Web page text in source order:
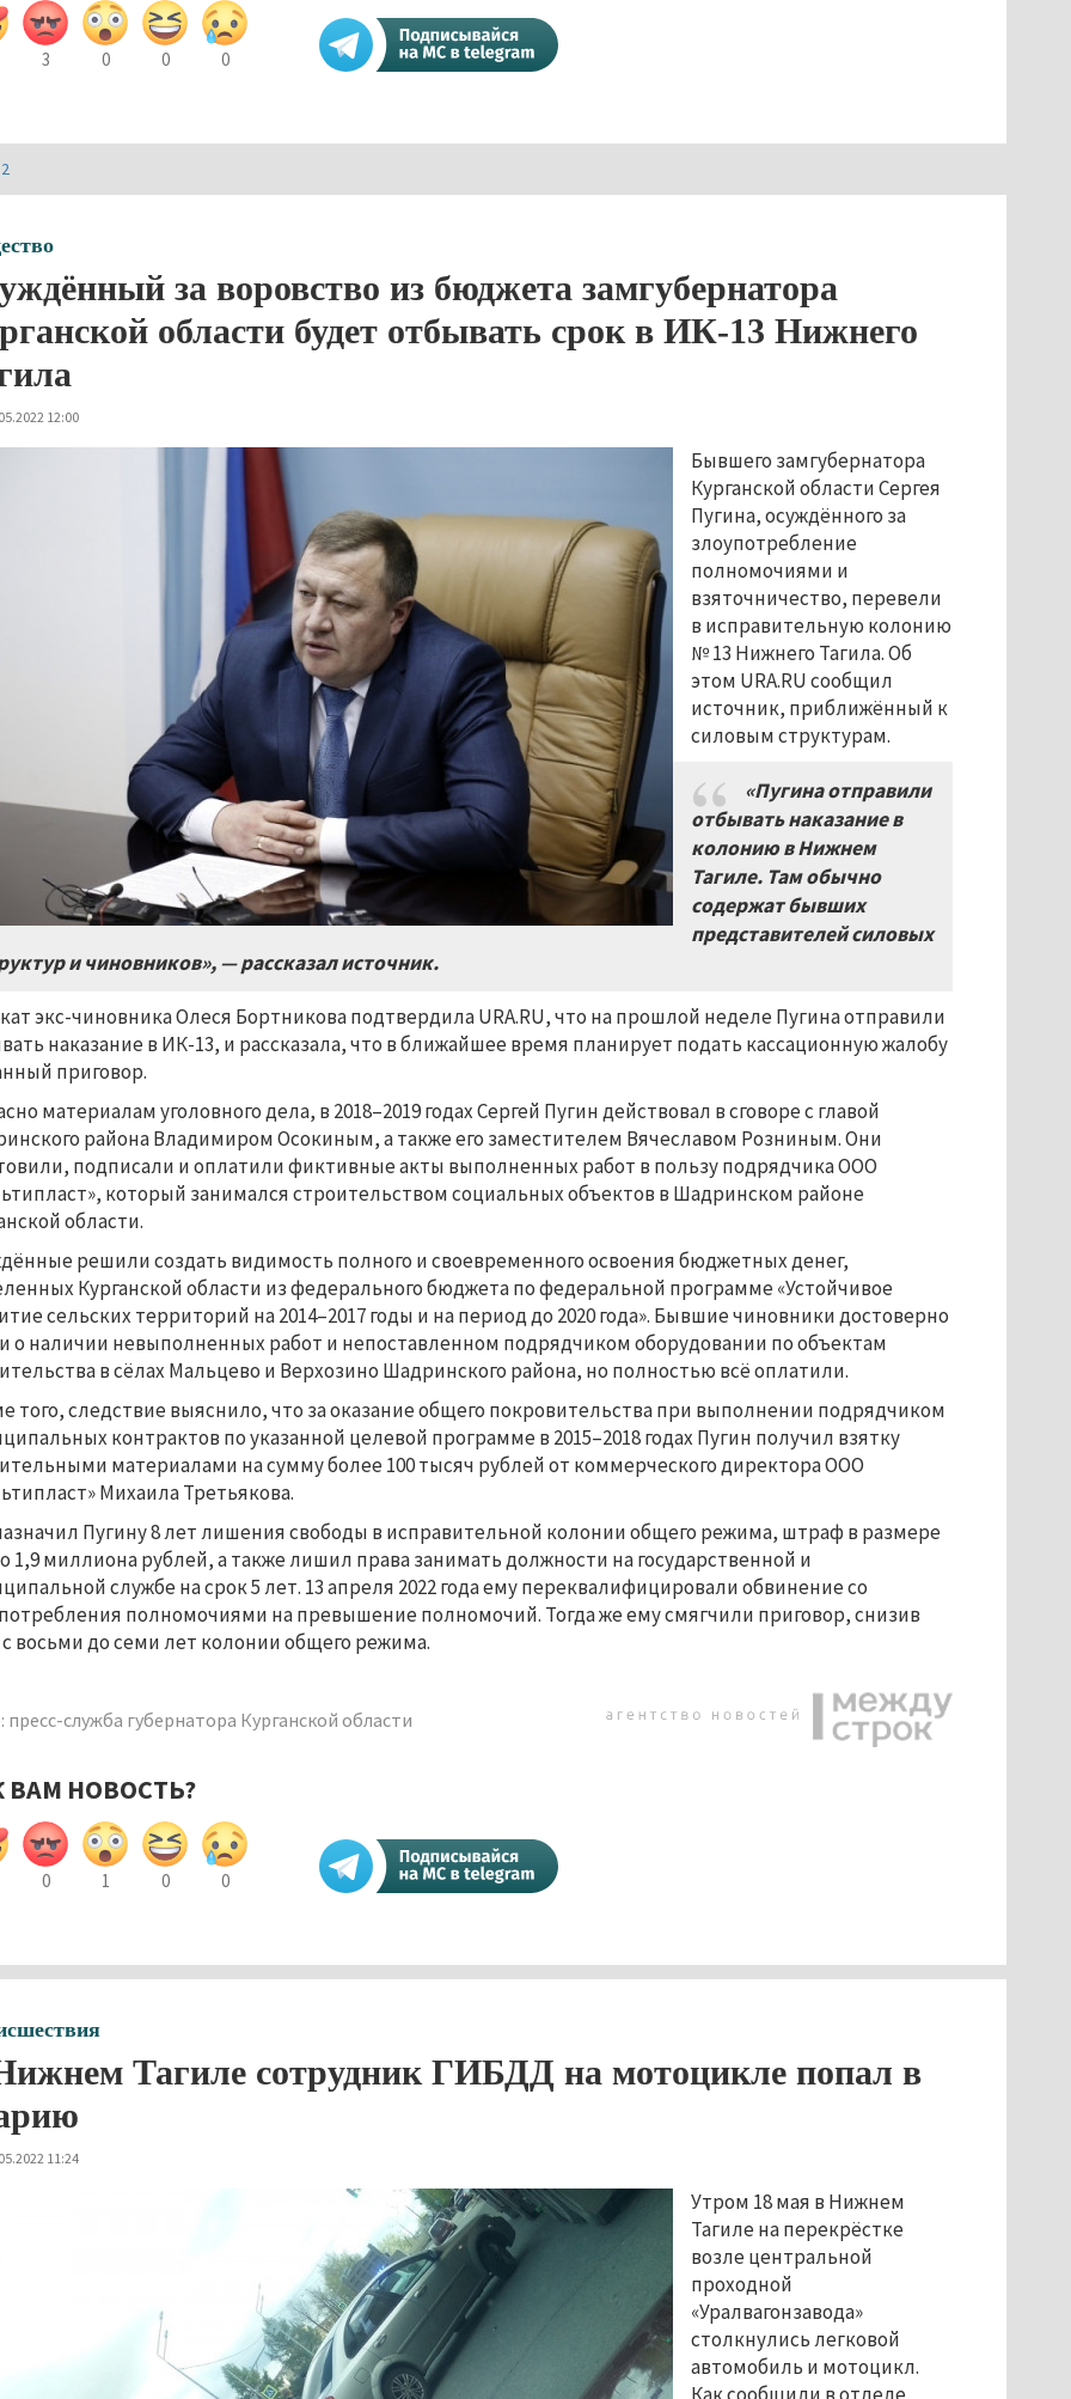
3 0 0 0
за воровство из бюджета замгубернатора
области будет отбывать срок в ИК-13 Нижнего
12:00
Бывшего замгубернатора
Курганской области Сергея
Пугина, осуждённого за
злоупотребление
полномочиями и
взяточничество, перевели
в исправительную колонию
№ 13 Нижнего Тагила. Об
этом URA.RU сообщил
источник, приближённый к
силовым структурам.
«Пугина отправили
отбывать наказание в
колонию в Нижнем
Тагиле. Там обычно
содержат бывших
представителей силовых
и чиновников», — рассказал источник.
экс-чиновника Олеся Бортникова подтвердила URA.RU, что на прошлой неделе Пугина отправили
наказание в ИК-13, и рассказала, что в ближайшее время планирует подать кассационную жалобу
приговор.
материалам уголовного дела, в 2018–2019 годах Сергей Пугин действовал в сговоре с главой
района Владимиром Осокиным, а также его заместителем Вячеславом Розниным. Они
подписали и оплатили фиктивные акты выполненных работ в пользу подрядчика ООО
который занимался строительством социальных объектов в Шадринском районе
области.
решили создать видимость полного и своевременного освоения бюджетных денег,
Курганской области из федерального бюджета по федеральной программе «Устойчивое
сельских территорий на 2014–2017 годы и на период до 2020 года». Бывшие чиновники достоверно
о наличии невыполненных работ и непоставленном подрядчиком оборудовании по объектам
в сёлах Мальцево и Верхозино Шадринского района, но полностью всё оплатили.
того, следствие выяснило, что за оказание общего покровительства при выполнении подрядчиком
контрактов по указанной целевой программе в 2015–2018 годах Пугин получил взятку
материалами на сумму более 100 тысяч рублей от коммерческого директора ООО
Михаила Третьякова.
Пугину 8 лет лишения свободы в исправительной колонии общего режима, штраф в размере
1,9 миллиона рублей, а также лишил права занимать должности на государственной и
службе на срок 5 лет. 13 апреля 2022 года ему переквалифицировали обвинение со
полномочиями на превышение полномочий. Тогда же ему смягчили приговор, снизив
восьми до семи лет колонии общего режима.
пресс-служба губернатора Курганской области
ВАМ НОВОСТЬ?
0 1 0 0
Тагиле сотрудник ГИБДД на мотоцикле попал в
11:24
Утром 18 мая в Нижнем
Тагиле на перекрёстке
возле центральной
проходной
«Уралвагонзавода»
столкнулись легковой
автомобиль и мотоцикл.